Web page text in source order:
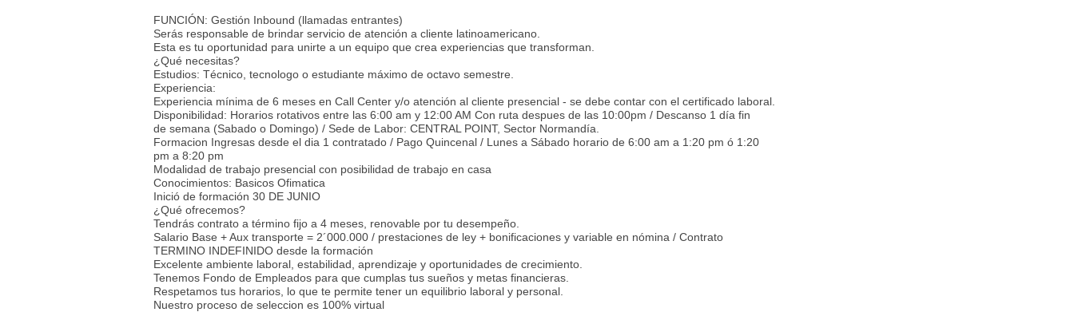
FUNCIÓN: Gestión Inbound (llamadas entrantes)
Serás responsable de brindar servicio de atención a cliente latinoamericano.
Esta es tu oportunidad para unirte a un equipo que crea experiencias que transforman.
¿Qué necesitas?
Estudios: Técnico, tecnologo o estudiante máximo de octavo semestre.
Experiencia:
Experiencia mínima de 6 meses en Call Center y/o atención al cliente presencial - se debe contar con el certificado laboral.
Disponibilidad: Horarios rotativos entre las 6:00 am y 12:00 AM Con ruta despues de las 10:00pm / Descanso 1 día fin
de semana (Sabado o Domingo) / Sede de Labor: CENTRAL POINT, Sector Normandía.
Formacion Ingresas desde el dia 1 contratado / Pago Quincenal / Lunes a Sábado horario de 6:00 am a 1:20 pm ó 1:20
pm a 8:20 pm
Modalidad de trabajo presencial con posibilidad de trabajo en casa
Conocimientos: Basicos Ofimatica
Inició de formación 30 DE JUNIO
¿Qué ofrecemos?
Tendrás contrato a término fijo a 4 meses, renovable por tu desempeño.
Salario Base + Aux transporte = 2´000.000 / prestaciones de ley + bonificaciones y variable en nómina / Contrato
TERMINO INDEFINIDO desde la formación
Excelente ambiente laboral, estabilidad, aprendizaje y oportunidades de crecimiento.
Tenemos Fondo de Empleados para que cumplas tus sueños y metas financieras.
Respetamos tus horarios, lo que te permite tener un equilibrio laboral y personal.
Nuestro proceso de seleccion es 100% virtual